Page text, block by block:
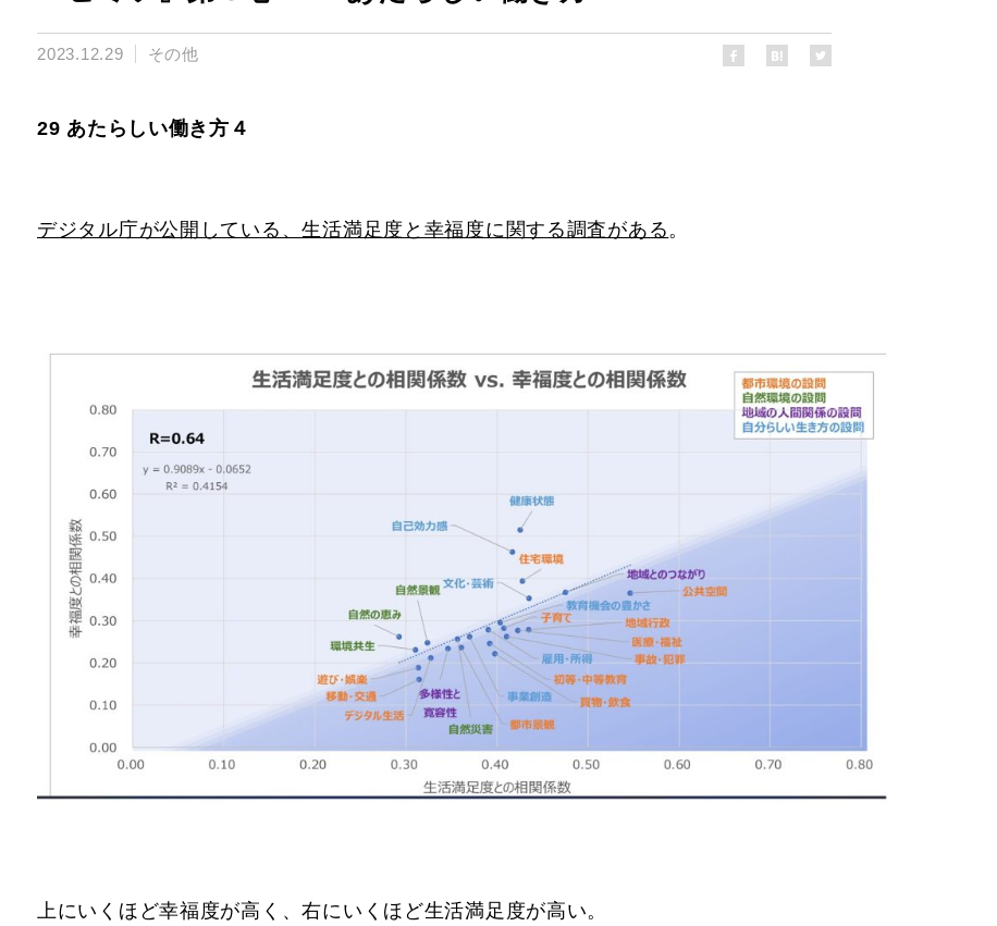
2023.12.29 その他
29 あたらしい働き方４
デジタル庁が公開している、生活満足度と幸福度に関する調査がある。
上にいくほど幸福度が高く、右にいくほど生活満足度が高い。